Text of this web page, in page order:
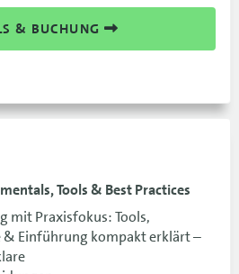
& BUCHUNG
Tools & Best Practices
mit Praxisfokus: Tools,
& Einführung kompakt erklärt –